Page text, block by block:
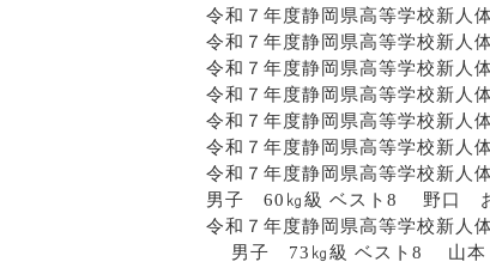
令和７年度静岡県高等学校新
令和７年度静岡県高等学校新
令和７年度静岡県高等学校新
令和７年度静岡県高等学校新
令和７年度静岡県高等学校新
令和７年度静岡県高等学校新
令和７年度静岡県高等学校新人
男子 60㎏級 ベスト8 野口
令和７年度静岡県高等学校新人
男子 73㎏級 ベスト8 山